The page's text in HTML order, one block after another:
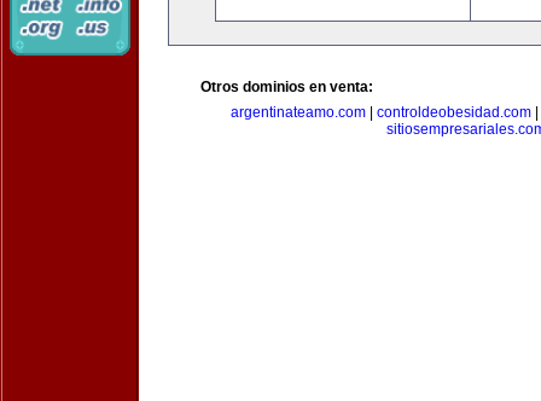
Otros dominios en venta:
argentinateamo.com| controldeobesidad.com|